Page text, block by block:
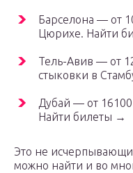
Барселона — от
Цюрихе. Найти
Тель-Авив — от
стыковки в
Дубай — от
Найти билеты →
Это не
можно найти и во